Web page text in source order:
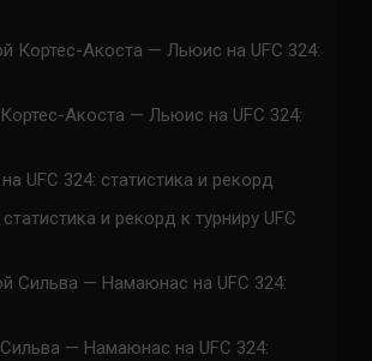
Кортес-Акоста — Льюис на UFC 324:
Акоста — Льюис на UFC 324:
UFC 324: статистика и рекорд
и рекорд к турниру UFC
Сильва — Намаюнас на UFC 324:
— Намаюнас на UFC 324: